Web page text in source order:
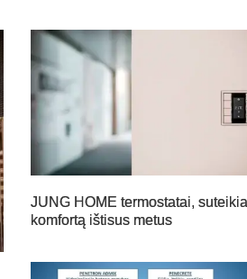
JUNG HOME termostatai,
komfortą ištisus metus